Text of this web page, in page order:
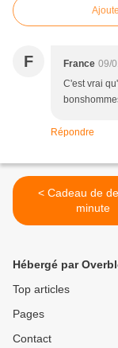
F France 09/
C'est vrai
Répondre
< Cadeau de dernière
minute
Hébergé par
Top articles
Pages
Contact